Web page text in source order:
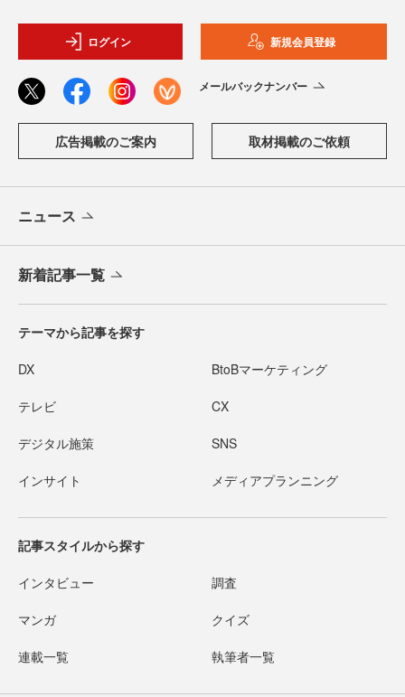
ログイン 新規会員登録
メールバックナンバー
広告掲載のご案内 取材掲載のご依頼
ニュース
新着記事一覧
テーマから記事を探す
DX BtoBマーケティング
テレビ CX
デジタル施策 SNS
インサイト メディアプランニング
記事スタイルから探す
インタビュー 調査
マンガ クイズ
連載一覧 執筆者一覧